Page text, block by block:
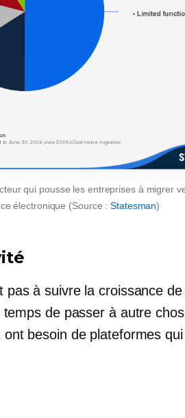
qui pousse les entreprises à migrer
électronique (Source :Statesman)
pas à suivre la croissance
de passer à autre
besoin de plateformes